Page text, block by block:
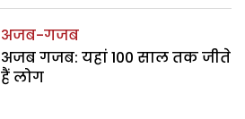
अजब-गजब
अजब गजब: यहां 100 साल तक जीते
हैं लोग